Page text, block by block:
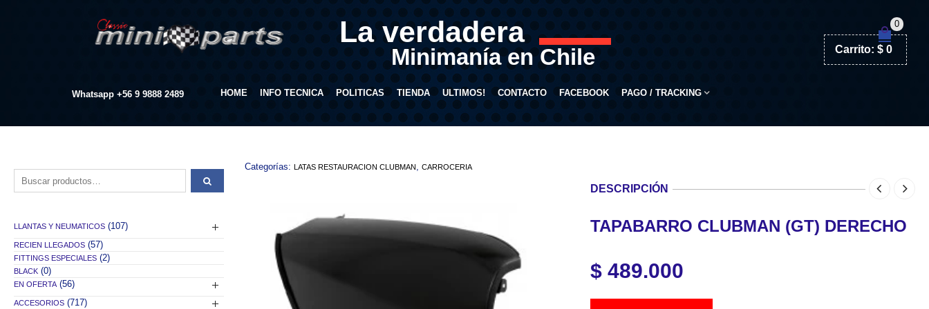
La verdadera
Minimanía en Chile
0
Carrito: $0
Whatsapp +56 9 9888 2489 HOME INFO TECNICA POLITICAS TIENDA ULTIMOS! CONTACTO FACEBOOK PAGO / TRACKING
Categorías: LATAS RESTAURACION CLUBMAN, CARROCERIA
DESCRIPCIÓN
TAPABARRO CLUBMAN (GT) DERECHO
$489.000
Buscar por:
LLANTAS Y NEUMATICOS (107)
RECIEN LLEGADOS (57)
FITTINGS ESPECIALES (2)
BLACK (0)
EN OFERTA (56)
ACCESORIOS (717)